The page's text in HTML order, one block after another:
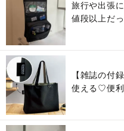
旅行や出張
値段以上だっ
【雑誌の付
使える♡便